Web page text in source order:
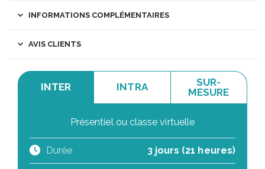
INFORMATIONS COMPLÉMENTAIRES
AVIS CLIENTS
INTER INTRA
SUR-
MESURE
Présentiel ou classe virtuelle
Durée 3 jours (21 heures)